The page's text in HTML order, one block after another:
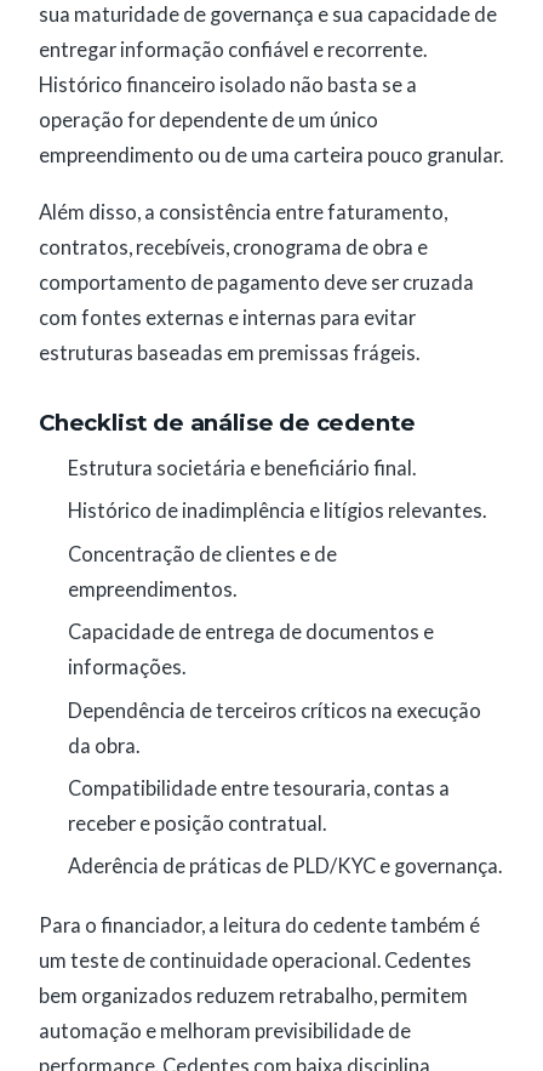
sua maturidade de governança e sua capacidade de
entregar informação confiável e recorrente.
Histórico financeiro isolado não basta se a
operação for dependente de um único
empreendimento ou de uma carteira pouco granular.
Além disso, a consistência entre faturamento,
contratos, recebíveis, cronograma de obra e
comportamento de pagamento deve ser cruzada
com fontes externas e internas para evitar
estruturas baseadas em premissas frágeis.
Checklist de análise de cedente
Estrutura societária e beneficiário final.
Histórico de inadimplência e litígios relevantes.
Concentração de clientes e de
empreendimentos.
Capacidade de entrega de documentos e
informações.
Dependência de terceiros críticos na execução
da obra.
Compatibilidade entre tesouraria, contas a
receber e posição contratual.
Aderência de práticas de PLD/KYC e governança.
Para o financiador, a leitura do cedente também é
um teste de continuidade operacional. Cedentes
bem organizados reduzem retrabalho, permitem
automação e melhoram previsibilidade de